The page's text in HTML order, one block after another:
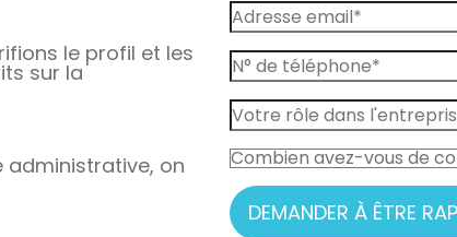
le profil et les
sur la
administrative, on
DEMANDER À ÊTRE